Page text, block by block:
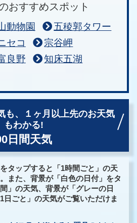
おすすめスポット
動物園
五稜郭タワー
セコ
宗谷岬
良野
知床五湖
、
１ヶ月以上先のお天気
もわかる!
日間天気
タップすると「1時間ごと」の天
また、背景が「白色の日付」をタ
」の天気、背景が「グレーの日
日ごと」の天気がご覧いただけま